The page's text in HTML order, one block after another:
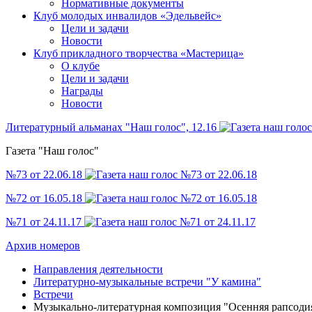
Нормативные документы
Клуб молодых инвалидов «Эдельвейс»
Цели и задачи
Новости
Клуб прикладного творчества «Мастерица»
О клубе
Цели и задачи
Награды
Новости
Литературный альманах "Наш голос", 12.16
Газета "Наш голос"
№73 от 22.06.18
№72 от 16.05.18
№71 от 24.11.17
Архив номеров
Направления деятельности
Литературно-музыкальные встречи "У камина"
Встречи
Музыкально-литературная композиция "Осенняя